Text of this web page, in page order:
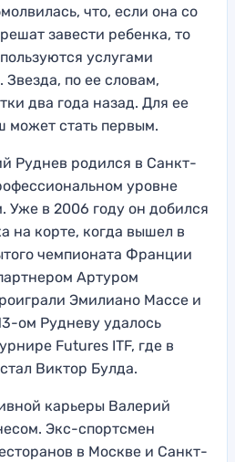
что, если она со
завести ребенка, то
услугами
по ее словам,
два года назад. Для ее
стать первым.
Руднев родился в Санкт-
уровне
Уже в 2006 году он добился
на корте, когда вышел в
чемпионата Франции
Артуром
Эмилиано Массе и
ом Рудневу удалось
Futures ITF, где в
Виктор Булда.
карьеры Валерий
Экс-спортсмен
в Москве и Санкт-